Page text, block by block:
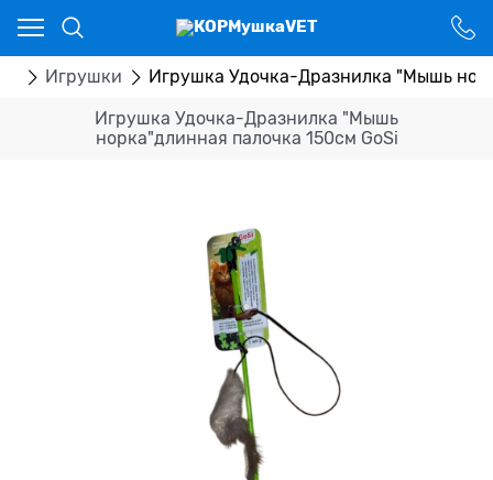
Игрушки Игрушка Удочка-Дразнилка "Мышь
Игрушка Удочка-Дразнилка "Мышь
норка"длинная палочка 150см GoSi
Ваш город - Костанай,
угадали?
НЕТ